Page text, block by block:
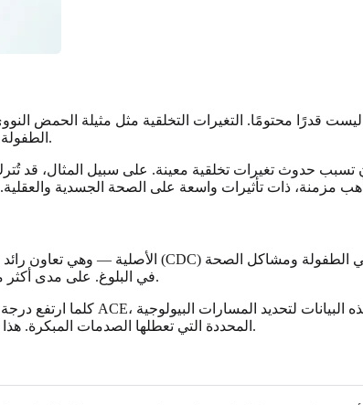
قدرًا محتومًا. التغيرات التخلقية مثل مثيلة الحمض
الطفولة، عندما ينمو الدماغ والجسد بسرعة، تكون حساسًا بشكل خاص لهذه الإشارات البيئية.
تسبب حدوث تغيرات تخلقية معينة. على سبيل المثال، قد
في البلوغ. على مدى أكثر من عقدين، أكملت الأبحاث اللاحقة هذه الصورة، مع التركيز على "الكيفية" البيولوجية.
المحددة التي تعطلها الصدمات المبكرة. حدوثها على المستوى الخلوي.